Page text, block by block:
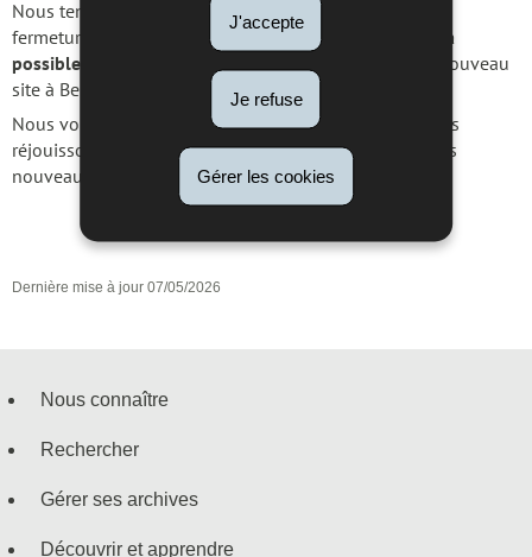
J'accepte
Je refuse
Gérer les cookies
Nous tenons à vous rappeler que durant la période de
fermeture,
aucune reproduction de documents ne sera
possible jusqu’à la réouverture prévue en juin sur le nouveau
site à Belval.
Nous vous remercions de votre compréhension et nous
réjouissons de vous accueillir prochainement dans nos
nouveaux locaux.
Dernière mise à jour 07/05/2026
Menu
de
navigation
Nous connaître
Rechercher
Gérer ses archives
Découvrir et apprendre